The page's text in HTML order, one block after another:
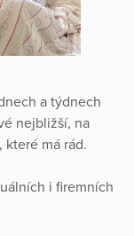
a týdnech
nejbližší, na
má rád.
i firemních